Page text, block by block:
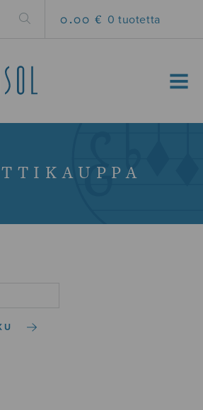
0.00 € 0 tuotetta
MENU